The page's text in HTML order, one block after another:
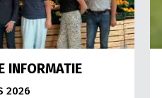
INFORMATIE
2026